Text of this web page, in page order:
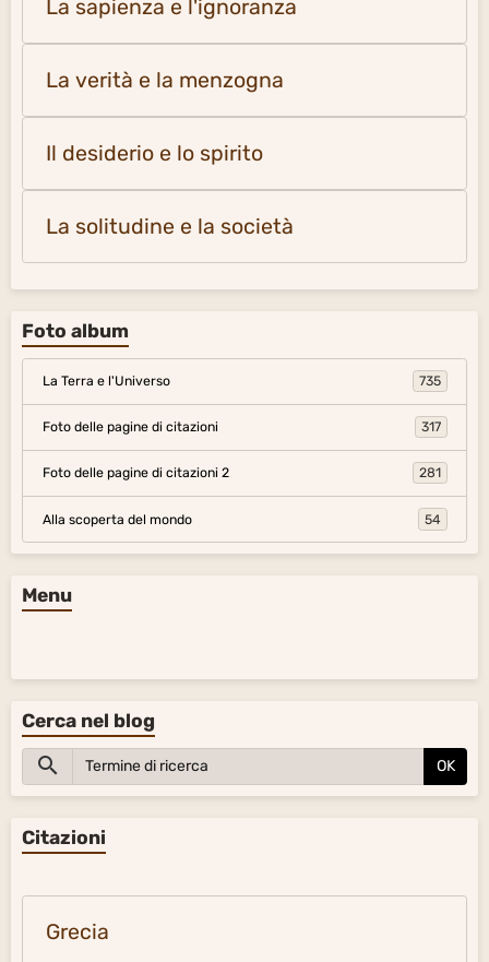
La sapienza e l'ignoranza
La verità e la menzogna
Il desiderio e lo spirito
La solitudine e la società
Foto album
La Terra e l'Universo 735
Foto delle pagine di citazioni 317
Foto delle pagine di citazioni 2 281
Alla scoperta del mondo 54
Menu
Cerca nel blog
OK
Citazioni
Grecia